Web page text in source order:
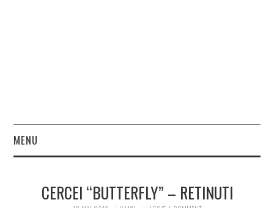
MENU
FASHION
CERCEI “BUTTERFLY” – RETINUTI